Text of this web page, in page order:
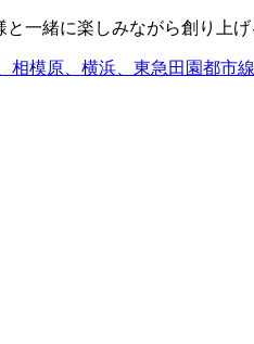
一緒に楽しみながら創り上